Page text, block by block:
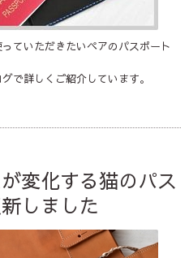
ていただきたいペアのパスポート
で詳しくご紹介しています。
変化する猫のパス
しました